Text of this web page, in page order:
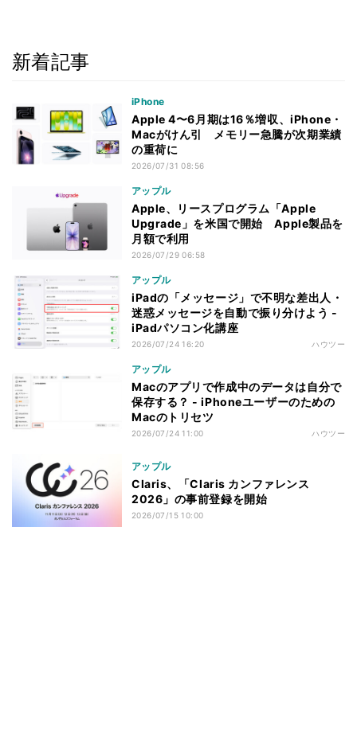
新着記事
iPhone
Apple 4〜6月期は16％増収、iPhone・
Macがけん引 メモリー急騰が次期業績
の重荷に
2026/07/31 08:56
アップル
Apple、リースプログラム「Apple
Upgrade」を米国で開始 Apple製品を
月額で利用
2026/07/29 06:58
アップル
iPadの「メッセージ」で不明な差出人・
迷惑メッセージを自動で振り分けよう -
iPadパソコン化講座
2026/07/24 16:20 ハウツー
アップル
Macのアプリで作成中のデータは自分で
保存する？ - iPhoneユーザーのための
Macのトリセツ
2026/07/24 11:00 ハウツー
アップル
Claris、「Claris カンファレンス
2026」の事前登録を開始
2026/07/15 10:00